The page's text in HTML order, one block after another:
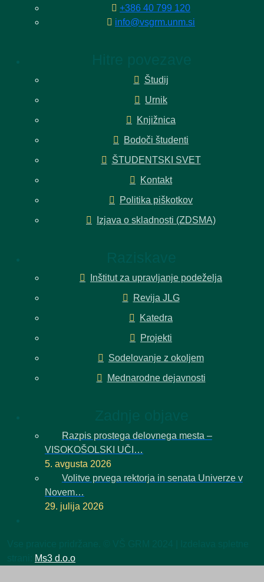
+386 40 799 120
info@vsgrm.unm.si
Študij
Urnik
Knjižnica
Bodoči študenti
ŠTUDENTSKI SVET
Kontakt
Politika piškotkov
Izjava o skladnosti (ZDSMA)
Inštitut za upravljanje podeželja
Revija JLG
Katedra
Projekti
Sodelovanje z okoljem
Mednarodne dejavnosti
Razpis prostega delovnega mesta –
VISOKOŠOLSKI UČI…
5. avgusta 2026
Volitve prvega rektorja in senata Univerze v
Novem…
29. julija 2026
Ms3 d.o.o